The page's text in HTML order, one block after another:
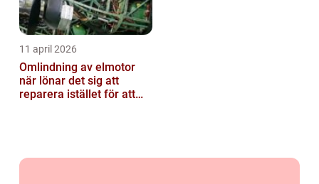
11 april 2026
Omlindning av elmotor
när lönar det sig att
reparera istället för att